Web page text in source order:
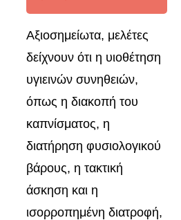
Αξιοσημείωτα, μελέτες
δείχνουν ότι η υιοθέτηση
υγιεινών συνηθειών,
όπως η διακοπή του
καπνίσματος, η
διατήρηση φυσιολογικού
βάρους, η τακτική
άσκηση και η
ισορροπημένη διατροφή,